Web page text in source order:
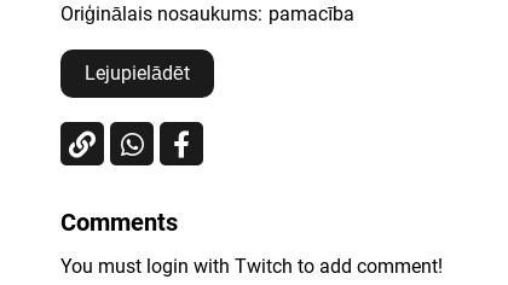
Oriģinālais nosaukums: pamacība
Lejupielādēt
Comments
You must login with Twitch to add comment!